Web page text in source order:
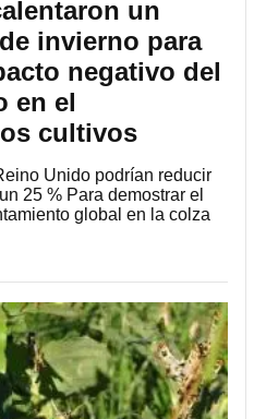
un
invierno para
negativo del
en el
cultivos
Unido podrían reducir
25 % Para demostrar el
global en la colza